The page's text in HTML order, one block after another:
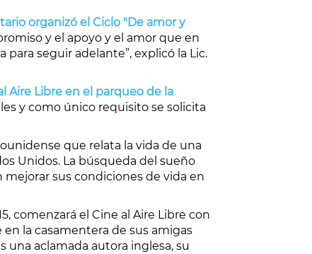
organizó el Ciclo "De amor y
y el apoyo y el amor que en
seguir adelante”, explicó la Lic.
Aire Libre en el parqueo de la
y como único requisito se solicita
que relata la vida de una
Unidos. La búsqueda del sueño
sus condiciones de vida en
comenzará el Cine al Aire Libre con
la casamentera de sus amigas
una aclamada autora inglesa, su